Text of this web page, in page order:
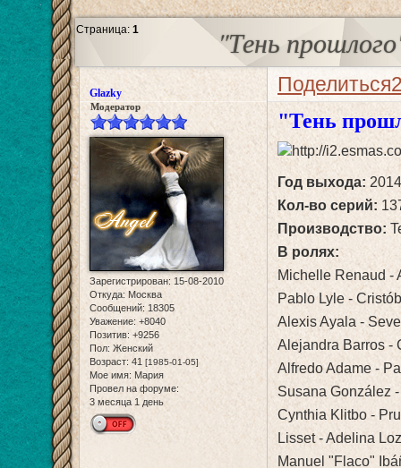
"Тень
Страница:1
Поделиться
Glazky
Модератор
Зарегистрирован: 15-08-2010
Откуда: Москва
Сообщений: 18305
Уважение: +8040
Позитив: +9256
Пол: Женский
Возраст: 41 [1985-01-05]
Мое имя: Мария
Провел на форуме:
3 месяца 1 день
"Тень
Год выхода:
Кол-во серий:
Производство:
В ролях:
Michelle Renaud -
Pablo Lyle -
Alexis Ayala -
Alejandra Barros -
Alfredo Adame -
Susana González
Cynthia Klitbo -
Lisset - Adelina
Manuel "Flaco"